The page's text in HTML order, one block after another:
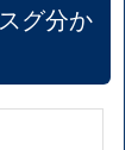
グ分か